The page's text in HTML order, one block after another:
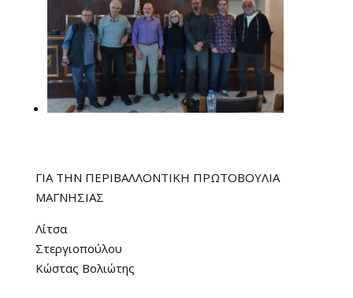
ΓΙΑ ΤΗΝ ΠΕΡΙΒΑΛΛΟΝΤΙΚΗ ΠΡΩΤΟΒΟΥΛΙΑ
ΜΑΓΝΗΣΙΑΣ
Λίτσα
Στεργιοπούλου
Κώστας Βολιώτης